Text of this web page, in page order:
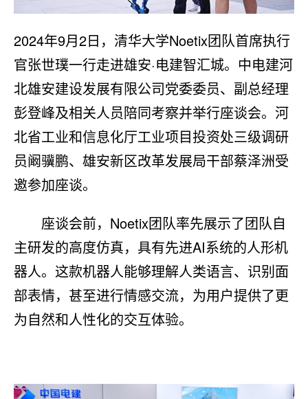
2024年9月2日，清华大学Noetix团队首席执行
官张世璞一行走进雄安·电建智汇城。中电建河
北雄安建设发展有限公司党委委员、副总经理
彭登峰及相关人员陪同考察并举行座谈会。河
北省工业和信息化厅工业项目投资处三级调研
员阚骥鹏、雄安新区改革发展局干部蔡泽洲受
邀参加座谈。
座谈会前，Noetix团队率先展示了团队自
主研发的高度仿真，具有先进AI系统的人形机
器人。这款机器人能够理解人类语言、识别面
部表情，甚至进行情感交流，为用户提供了更
为自然和人性化的交互体验。